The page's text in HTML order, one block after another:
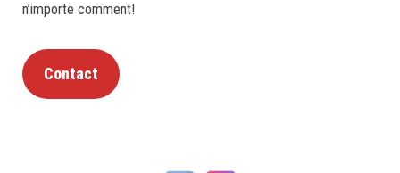
n’importe comment!
Contact